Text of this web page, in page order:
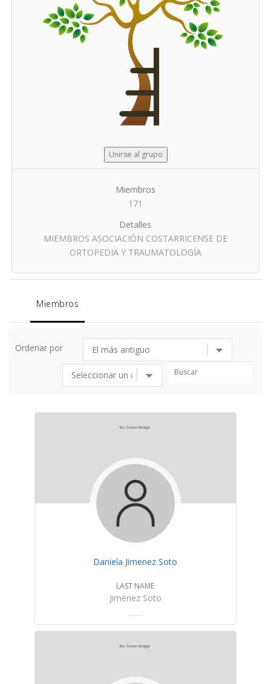
Unirse al grupo
Miembros
171
Detalles
MIEMBROS ASOCIACIÓN COSTARRICENSE DE
ORTOPEDIA Y TRAUMATOLOGÍA
Miembros
Ordenar por
Daniela Jimenez Soto
LAST NAME
Jimenez Soto